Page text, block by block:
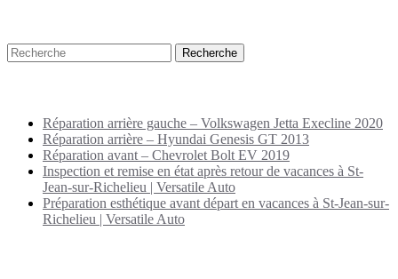
Réparation arrière gauche – Volkswagen Jetta Execline 2020
Réparation arrière – Hyundai Genesis GT 2013
Réparation avant – Chevrolet Bolt EV 2019
Inspection et remise en état après retour de vacances à St-
Jean-sur-Richelieu | Versatile Auto
Préparation esthétique avant départ en vacances à St-Jean-sur-
Richelieu | Versatile Auto